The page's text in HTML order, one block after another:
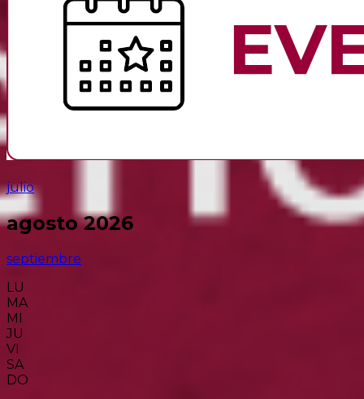
julio
agosto 2026
septiembre
LU
MA
MI
JU
VI
SA
DO